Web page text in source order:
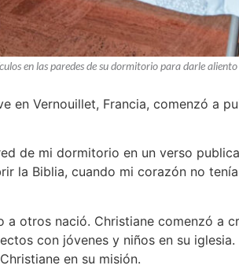
en las paredes de su dormitorio para darle aliento
en Vernouillet, Francia, comenzó a
de mi dormitorio en un verso
la Biblia, cuando mi corazón no
otros nació. Christiane comenzó a
con jóvenes y niños en su
en su misión.